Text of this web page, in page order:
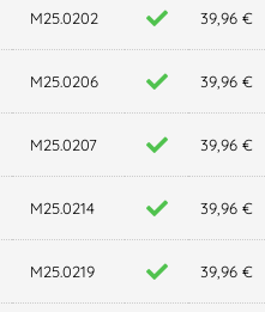
M25.0202 39,96 €
M25.0206 39,96 €
M25.0207 39,96 €
M25.0214 39,96 €
M25.0219 39,96 €